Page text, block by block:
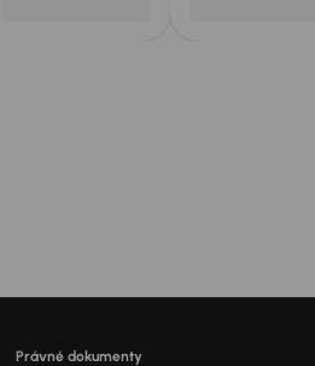
Právné dokumenty